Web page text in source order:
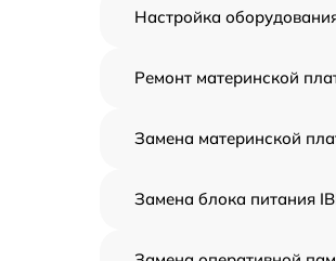
Настройка
Ремонт материнской
Замена материнской
Замена блока питания